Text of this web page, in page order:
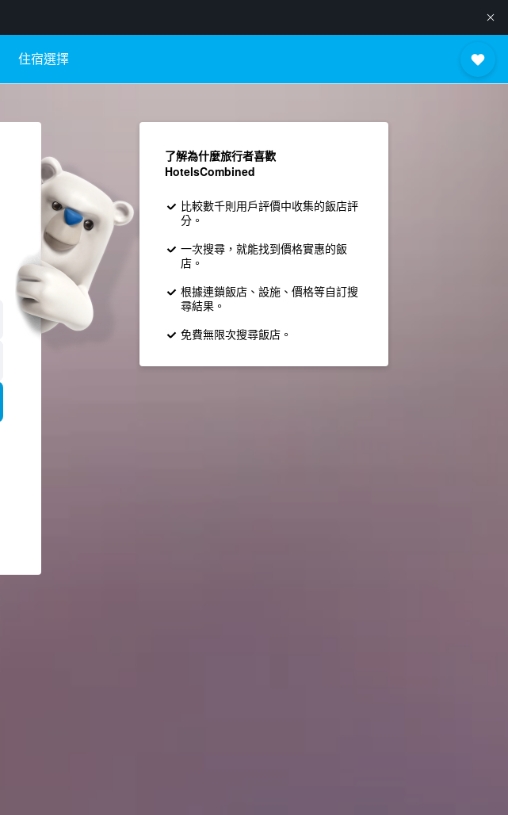
住宿選擇
了解為什麼旅行者喜歡
HotelsCombined
比較數千則用戶評價中收集的飯店評
分。
一次搜尋，就能找到價格實惠的飯
店。
根據連鎖飯店、設施、價格等自訂搜
尋結果。
免費無限次搜尋飯店。